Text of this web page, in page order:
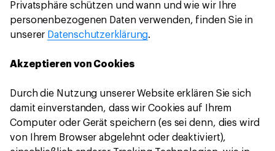
Privatsphäre schützen und wann und wie wir Ihre
personenbezogenen Daten verwenden, finden Sie in
unserer Datenschutzerklärung.
Akzeptieren von Cookies
Durch die Nutzung unserer Website erklären Sie sich
damit einverstanden, dass wir Cookies auf Ihrem
Computer oder Gerät speichern (es sei denn, dies wird
von Ihrem Browser abgelehnt oder deaktiviert),